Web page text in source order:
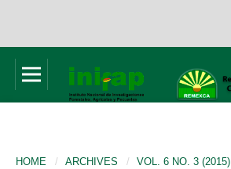
HOME / ARCHIVES / VOL. 6 NO. 3 (2015)